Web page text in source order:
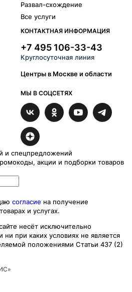
Развал-схождение
Все услуги
КОНТАКТНАЯ ИНФОРМАЦИЯ
+7 495 106-33-43
Круглосуточная линия
Центры в Москве и области
МЫ В СОЦСЕТЯХ
и спецпредложений
акции и подборки товаров
согласие на получение
и услугах.
несёт исключительно
и ни при каких условиях не является
положениями Статьи 437 (2)